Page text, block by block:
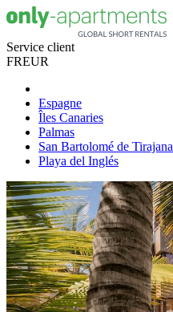
Service client
FREUR
Espagne
Îles Canaries
Palmas
San Bartolomé de Tirajana
Playa del Inglés